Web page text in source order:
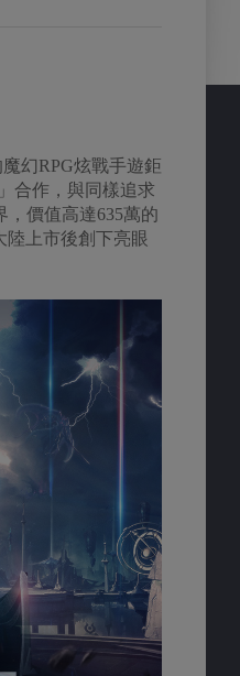
幻RPG炫戰手遊鉅
合作，與同樣追求
價值高達635萬的
陸上市後創下亮眼